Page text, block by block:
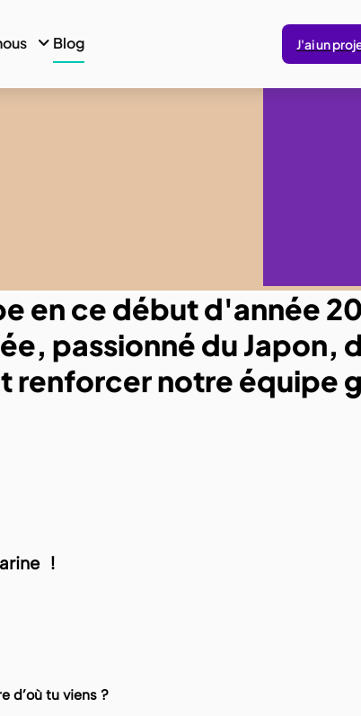
Blog J'ai un
en ce début d'année
passionné du Japon,
renforcer notre équipe
!
d’où tu viens ?